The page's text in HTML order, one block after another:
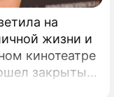
на
жизни и
кинотеатре
закрытый
с элементами